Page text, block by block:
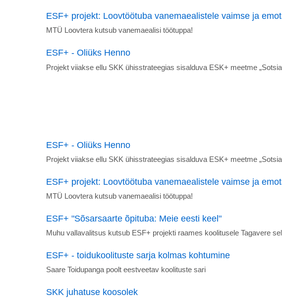
ESF+ projekt: Loovtöötuba vanemaealistele vaimse ja
MTÜ Loovtera kutsub vanemaealisi töötuppa!
ESF+ - Oliüks Henno
Projekt viiakse ellu SKK ühisstrateegias sisalduva ESK+ meetme
ESF+ - Oliüks Henno
Projekt viiakse ellu SKK ühisstrateegias sisalduva ESK+ meetme
ESF+ projekt: Loovtöötuba vanemaealistele vaimse ja
MTÜ Loovtera kutsub vanemaealisi töötuppa!
ESF+ "Sõsarsaarte õpituba: Meie eesti keel"
Muhu vallavalitsus kutsub ESF+ projekti raames koolitusele Tagavere
ESF+ - toidukoolituste sarja kolmas kohtumine
Saare Toidupanga poolt eestveetav koolituste sari
SKK juhatuse koosolek